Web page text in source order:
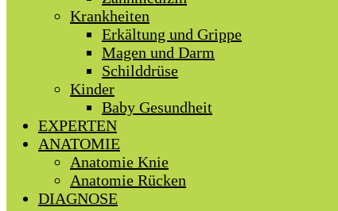
Krankheiten
Erkältung und Grippe
Magen und Darm
Schilddrüse
Kinder
Baby Gesundheit
EXPERTEN
ANATOMIE
Anatomie Knie
Anatomie Rücken
DIAGNOSE